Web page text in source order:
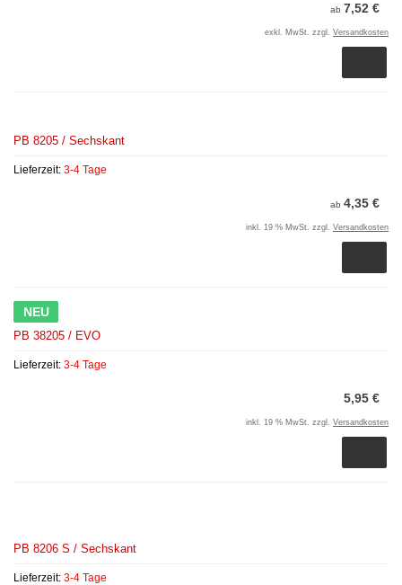
ab 7,52 €
exkl. MwSt. zzgl. Versandkosten
PB 8205 / Sechskant
Lieferzeit: 3-4 Tage
ab 4,35 €
inkl. 19 % MwSt. zzgl. Versandkosten
NEU
PB 38205 / EVO
Lieferzeit: 3-4 Tage
5,95 €
inkl. 19 % MwSt. zzgl. Versandkosten
PB 8206 S / Sechskant
Lieferzeit: 3-4 Tage